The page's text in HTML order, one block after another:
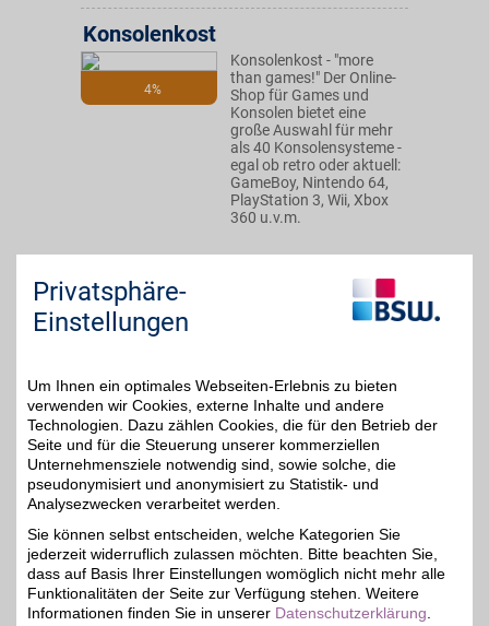
4%
Konsolenkost
Konsolenkost - "more
than games!" Der Online-
Shop für Games und
Konsolen bietet eine
große Auswahl für mehr
als 40 Konsolensysteme -
egal ob retro oder aktuell:
GameBoy, Nintendo 64,
PlayStation 3, Wii, Xbox
360 u.v.m.
bis zu 20€
Streamingdienst über
8.000
Sportübertragungen pro
Jahr erleben: von zu
Hause, unterwegs,
zeitversetzt oder im
Rückblick. Jetzt das
umfangreiche
Sportangebot genießen
und BSW-Vorteil sichern.
Zum Partnerprofil
Privatsphäre-
Einstellungen
Um Ihnen ein optimales Webseiten-Erlebnis zu bieten
verwenden wir Cookies, externe Inhalte und andere
Technologien. Dazu zählen Cookies, die für den Betrieb der
Seite und für die Steuerung unserer kommerziellen
Unternehmensziele notwendig sind, sowie solche, die
pseudonymisiert und anonymisiert zu Statistik- und
Analysezwecken verarbeitet werden.
Sie können selbst entscheiden, welche Kategorien Sie
jederzeit widerruflich zulassen möchten. Bitte beachten Sie,
dass auf Basis Ihrer Einstellungen womöglich nicht mehr alle
Funktionalitäten der Seite zur Verfügung stehen. Weitere
Informationen finden Sie in unserer Datenschutzerklärung